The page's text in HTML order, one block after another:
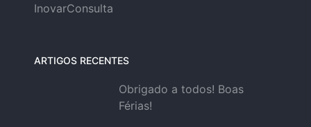
InovarConsulta
ARTIGOS RECENTES
Obrigado a todos! Boas
Férias!